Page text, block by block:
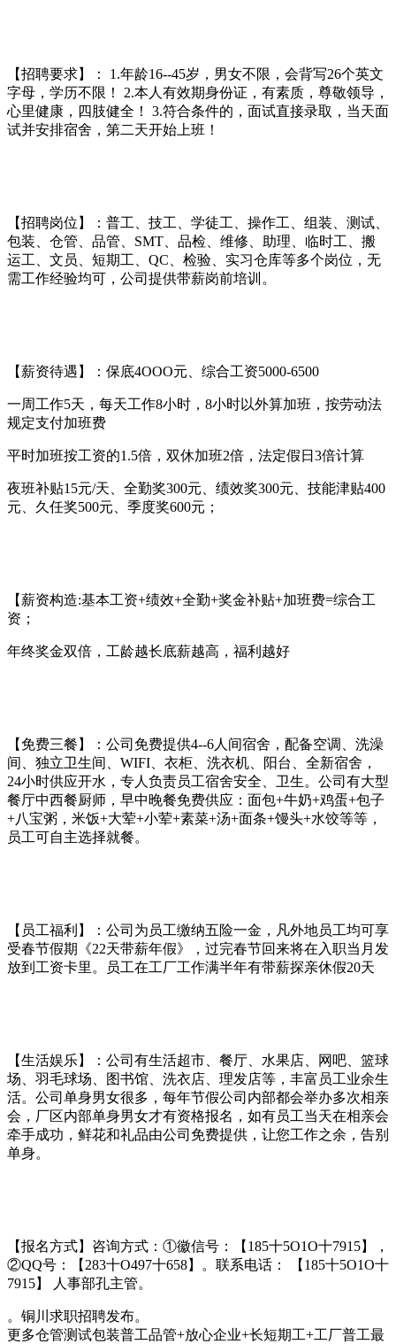
【招聘要求】： 1.年龄16--45岁，男女不限，会背写26个英文
字母，学历不限！ 2.本人有效期身份证，有素质，尊敬领导，
心里健康，四肢健全！ 3.符合条件的，面试直接录取，当天面
试并安排宿舍，第二天开始上班！
【招聘岗位】：普工、技工、学徒工、操作工、组装、测试、
包装、仓管、品管、SMT、品检、维修、助理、临时工、搬
运工、文员、短期工、QC、检验、实习仓库等多个岗位，无
需工作经验均可，公司提供带薪岗前培训。
【薪资待遇】：保底4OOO元、综合工资5000-6500
一周工作5天，每天工作8小时，8小时以外算加班，按劳动法
规定支付加班费
平时加班按工资的1.5倍，双休加班2倍，法定假日3倍计算
夜班补贴15元/天、全勤奖300元、绩效奖300元、技能津贴400
元、久任奖500元、季度奖600元；
【薪资构造:基本工资+绩效+全勤+奖金补贴+加班费=综合工
资；
年终奖金双倍，工龄越长底薪越高，福利越好
【免费三餐】：公司免费提供4--6人间宿舍，配备空调、洗澡
间、独立卫生间、WIFI、衣柜、洗衣机、阳台、全新宿舍，
24小时供应开水，专人负责员工宿舍安全、卫生。公司有大型
餐厅中西餐厨师，早中晚餐免费供应：面包+牛奶+鸡蛋+包子
+八宝粥，米饭+大荤+小荤+素菜+汤+面条+馒头+水饺等等，
员工可自主选择就餐。
【员工福利】：公司为员工缴纳五险一金，凡外地员工均可享
受春节假期《22天带薪年假》，过完春节回来将在入职当月发
放到工资卡里。员工在工厂工作满半年有带薪探亲休假20天
【生活娱乐】：公司有生活超市、餐厅、水果店、网吧、篮球
场、羽毛球场、图书馆、洗衣店、理发店等，丰富员工业余生
活。公司单身男女很多，每年节假公司内部都会举办多次相亲
会，厂区内部单身男女才有资格报名，如有员工当天在相亲会
牵手成功，鲜花和礼品由公司免费提供，让您工作之余，告别
单身。
【报名方式】咨询方式：①徽信号：【185十5O1O十7915】，
②QQ号：【283十O497十658】。联系电话： 【185十5O1O十
7915】 人事部孔主管。
。铜川求职招聘发布。
更多仓管测试包装普工品管+放心企业+长短期工+工厂普工最